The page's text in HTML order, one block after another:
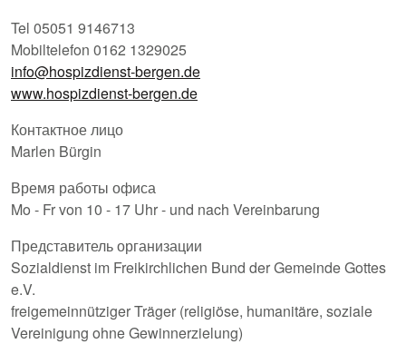
Tel 05051 9146713
Mobiltelefon 0162 1329025
info@hospizdienst-bergen.de
www.hospizdienst-bergen.de
Контактное лицо
Marlen Bürgin
Время работы офиса
Mo - Fr von 10 - 17 Uhr - und nach Vereinbarung
Представитель организации
Sozialdienst im Freikirchlichen Bund der Gemeinde Gottes
e.V.
freigemeinnütziger Träger (religiöse, humanitäre, soziale
Vereinigung ohne Gewinnerzielung)